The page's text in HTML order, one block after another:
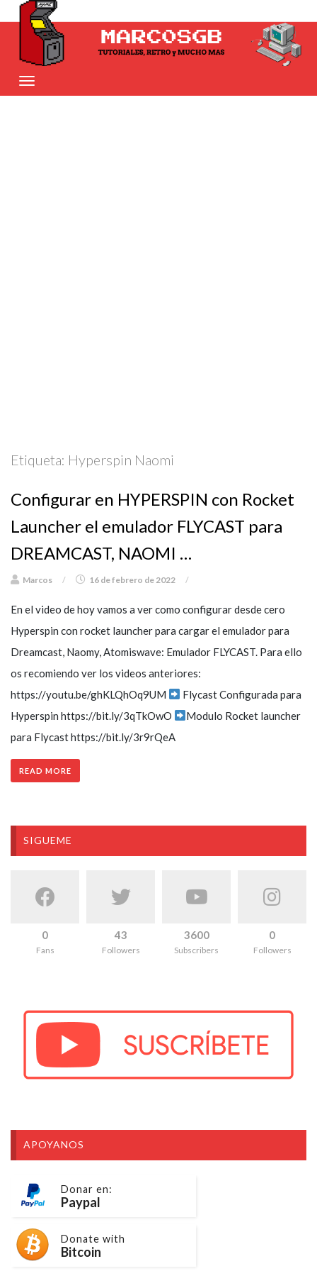
Etiqueta: Hyperspin Naomi
Configurar en HYPERSPIN con Rocket
Launcher el emulador FLYCAST para
DREAMCAST, NAOMI …
Marcos / 16 de febrero de 2022 /
En el video de hoy vamos a ver como configurar desde cero
Hyperspin con rocket launcher para cargar el emulador para
Dreamcast, Naomy, Atomiswave: Emulador FLYCAST. Para ello
os recomiendo ver los videos anteriores:
https://youtu.be/ghKLQhOq9UM
Flycast Configurada para
Hyperspin https://bit.ly/3qTkOwO
Modulo Rocket launcher
para Flycast https://bit.ly/3r9rQeA​
READ MORE
SIGUEME
0
Fans
43
Followers
3600
Subscribers
0
Followers
APOYANOS
Donar en:
Paypal
Donate with
Bitcoin